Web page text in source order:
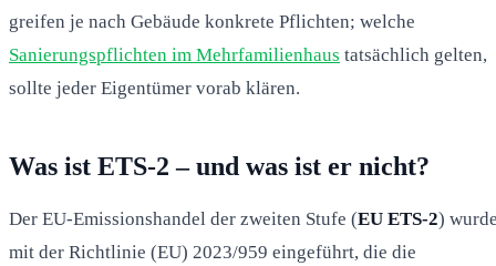
greifen je nach Gebäude konkrete Pflichten; welche
Sanierungspflichten im Mehrfamilienhaus tatsächlich gelten,
sollte jeder Eigentümer vorab klären.
Was ist ETS-2 – und was ist er nicht?
Der EU-Emissionshandel der zweiten Stufe (EU ETS-2)
mit der Richtlinie (EU) 2023/959 eingeführt, die die